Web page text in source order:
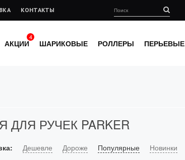
КОНТАКТЫ
4
АКЦИИ ШАРИКОВЫЕ РОЛЛЕРЫ ПЕРЬЕВЫЕ
ДЛЯ РУЧЕК PARKER
Дешевле Дороже Популярные Новинки